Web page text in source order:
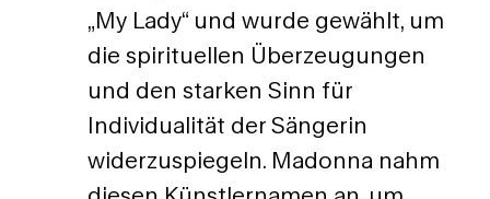
„My Lady“ und wurde gewählt, um
die spirituellen Überzeugungen
und den starken Sinn für
Individualität der Sängerin
widerzuspiegeln. Madonna nahm